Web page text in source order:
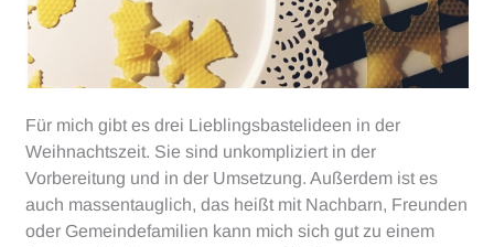
Für mich gibt es drei Lieblingsbastelideen in der
Weihnachtszeit. Sie sind unkompliziert in der
Vorbereitung und in der Umsetzung. Außerdem ist es
auch massentauglich, das heißt mit Nachbarn, Freunden
oder Gemeindefamilien kann mich sich gut zu einem